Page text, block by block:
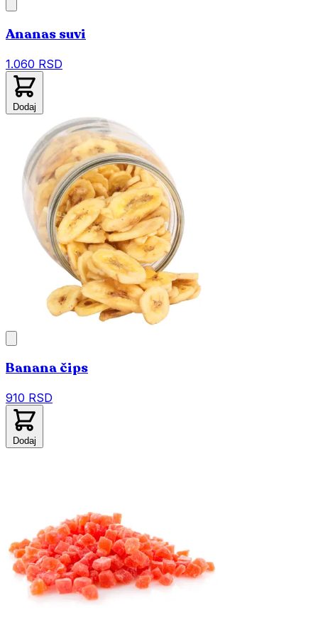
Ananas suvi
1.060 RSD
Dodaj
Banana čips
910 RSD
Dodaj